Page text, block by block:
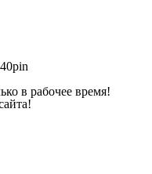
в рабочее время!